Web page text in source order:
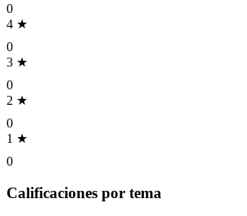
0
4 ★
0
3 ★
0
2 ★
0
1 ★
0
Calificaciones por tema